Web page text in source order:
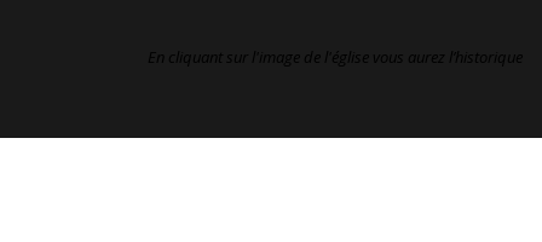
En cliquant sur l'image de l'église vous aurez l’historique